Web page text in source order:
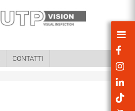
CONTATTI